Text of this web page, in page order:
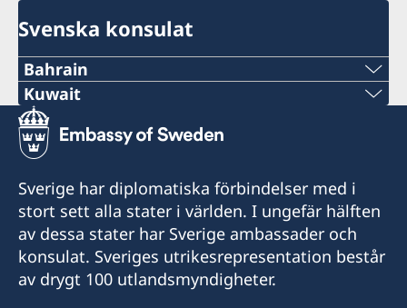
Svenska konsulat
Bahrain
Tel
+973 17 339 799
Swecon@batelco.com.bh
Fax
+973 17 320 498
Kuwait
Tel
+971 2 417 88 00
E-Post
Ambassaden.abu-dhabi@gov.se
Sverige har inte något konsulat i Kuwait.
Sverige har diplomatiska förbindelser med i
stort sett alla stater i världen. I ungefär hälften
av dessa stater har Sverige ambassader och
konsulat. Sveriges utrikesrepresentation består
av drygt 100 utlandsmyndigheter.